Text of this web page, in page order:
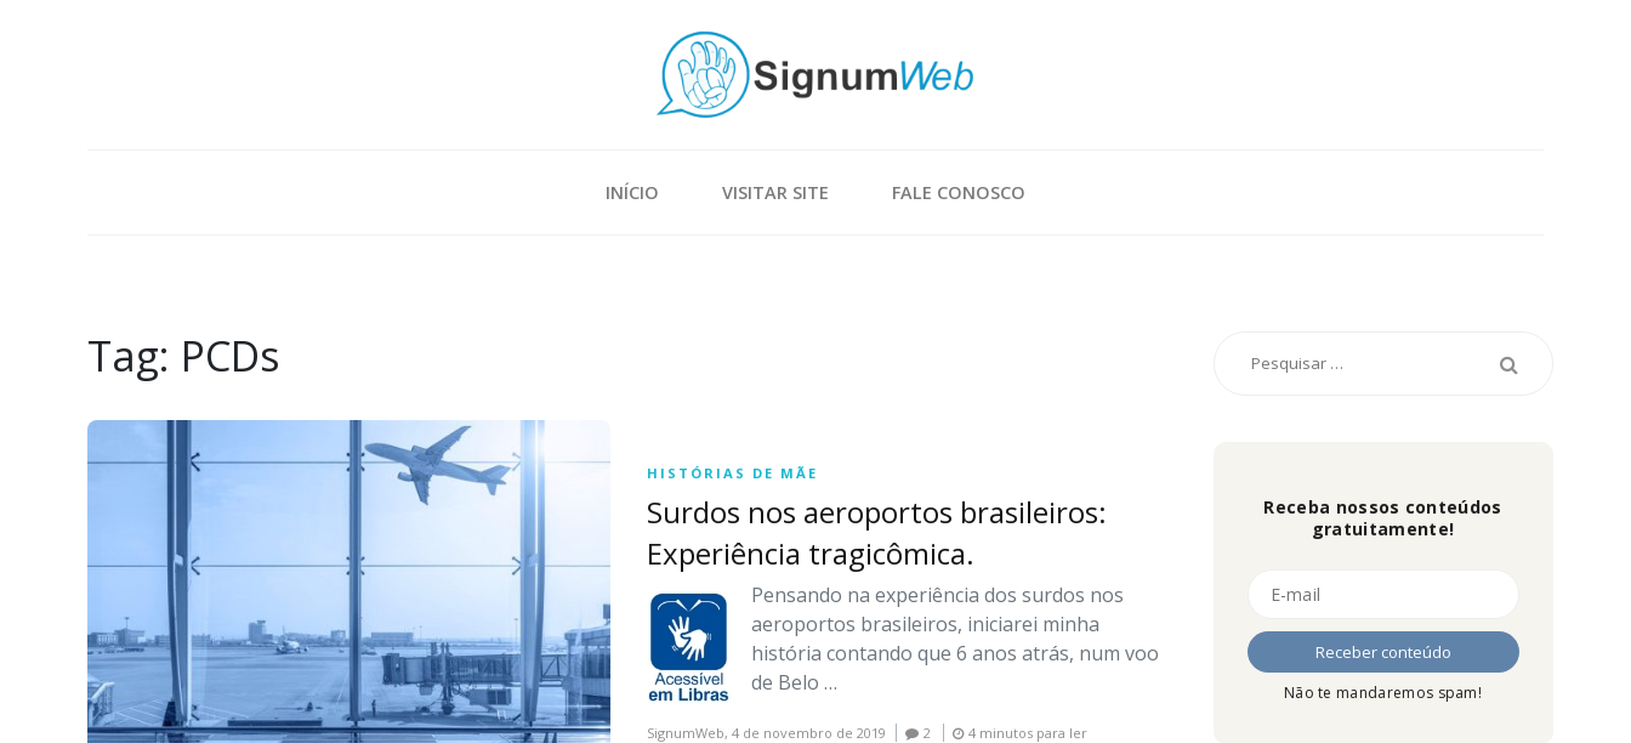
INÍCIO VISITAR SITE FALE CONOSCO
Tag: PCDs
HISTÓRIAS DE MÃE
Surdos nos aeroportos brasileiros:
Experiência tragicômica.
Pensando na experiência dos surdos nos
aeroportos brasileiros, iniciarei minha
história contando que 6 anos atrás, num voo
de Belo …
SignumWeb,4 de novembro de 2019 2 4 minutos para ler
Receba nossos conteúdos
gratuitamente!
Não te mandaremos spam!